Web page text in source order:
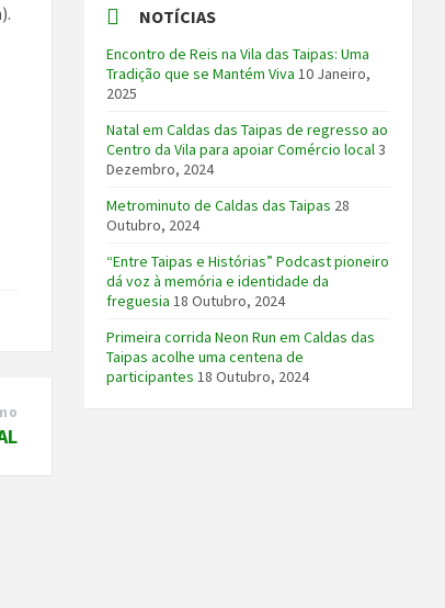
NOTÍCIAS
Encontro de Reis na Vila das Taipas: Uma
Tradição que se Mantém Viva 10 Janeiro,
2025
Natal em Caldas das Taipas de regresso ao
Centro da Vila para apoiar Comércio local3
Dezembro, 2024
Metrominuto de Caldas das Taipas 28
Outubro, 2024
“Entre Taipas e Histórias” Podcast pioneiro
dá voz à memória e identidade da
freguesia 18 Outubro, 2024
Primeira corrida Neon Run em Caldas das
Taipas acolhe uma centena de
participantes 18 Outubro, 2024